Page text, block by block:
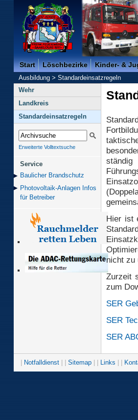
Freiwillige Feuerwehr der
Start Löschbezirke Kinder- &
Ausbildung>Standardeinsatzregeln
Wehr
Landkreis
Standardeinsatzregeln
Erweiterte Volltextsuche
Service
Baulicher Brand­schutz
Photovoltaik-Anlagen Infos
für Betreiber
Hier ist
nicht zu
Zurzeit
zum
SER
SER
SER
Notfalldienst Sitemap Links